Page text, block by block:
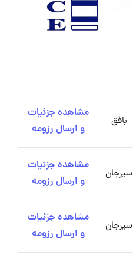
بافق
مشاهده جزئیات
و ارسال رزومه
سیرجان
مشاهده جزئیات
و ارسال رزومه
سیرجان
مشاهده جزئیات
و ارسال رزومه